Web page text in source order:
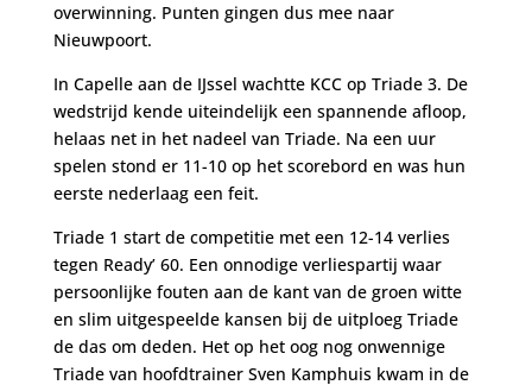
overwinning. Punten gingen dus mee naar
Nieuwpoort.
In Capelle aan de IJssel wachtte KCC op Triade 3. De
wedstrijd kende uiteindelijk een spannende afloop,
helaas net in het nadeel van Triade. Na een uur
spelen stond er 11-10 op het scorebord en was hun
eerste nederlaag een feit.
Triade 1 start de competitie met een 12-14 verlies
tegen Ready’ 60. Een onnodige verliespartij waar
persoonlijke fouten aan de kant van de groen witte
en slim uitgespeelde kansen bij de uitploeg Triade
de das om deden. Het op het oog nog onwennige
Triade van hoofdtrainer Sven Kamphuis kwam in de